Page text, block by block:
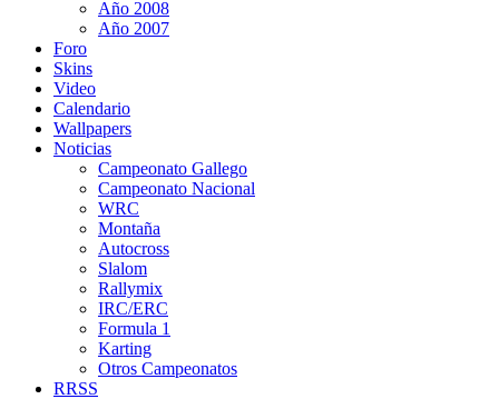
Año 2008
Año 2007
Foro
Skins
Video
Calendario
Wallpapers
Noticias
Campeonato Gallego
Campeonato Nacional
WRC
Montaña
Autocross
Slalom
Rallymix
IRC/ERC
Formula 1
Karting
Otros Campeonatos
RRSS